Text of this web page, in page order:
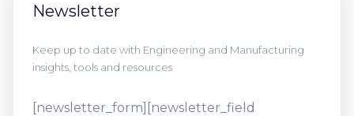
Newsletter
Keep up to date with Engineering and Manufacturing
insights, tools and resources
[newsletter_form][newsletter_field